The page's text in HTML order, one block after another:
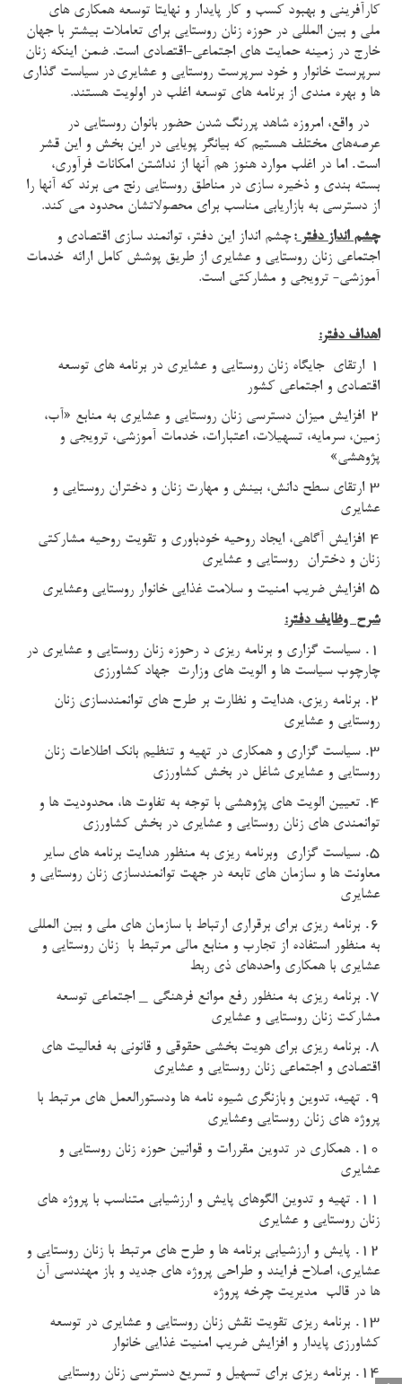
کارآفرینی و بهبود کسب و کار پایدار و نهایتا توسعه همكاري هاي
ملي و بين المللی در حوزه زنان روستایی برای تعاملات بیشتر با جهان
خارج در زمینه حمایت های اجتماعی-اقتصادی است. ضمن اینکه زنان
سرپرست خانوار و خود سرپرست روستايي و عشايري در سیاست گذاری
ها و بهره مندی از برنامه های توسعه اغلب در اولویت هستند.
در واقع، امروزه شاهد پررنگ شدن حضور بانوان روستایی در
عرصه‌های مختلف هستیم که بیانگر پویایی در این بخش و این قشر
است. اما در اغلب موارد هنوز هم آنها از نداشتن امکانات فرآوری،
بسته بندی و ذخیره سازی در مناطق روستایی رنج می برند که آنها را
از دسترسی به بازاریابی مناسب برای محصولاتشان محدود می کند.
چشم انداز دفتر: چشم انداز این دفتر، توانمند سازی اقتصادی و
اجتماعی زنان روستایی و عشایری از طریق پوشش کامل ارائه خدمات
آموزشی- ترویجی و مشارکتی است.
اهداف دفتر:
1 ارتقای جایگاه زنان روستایی و عشایری در برنامه های توسعه
اقتصادی و اجتماعی کشور
2 افزايش ميزان دسترسي زنان روستایي و عشایری به منابع «آب،
زمين، سرمايه، تسهيلات، اعتبارات، خدمات آموزشی، ترويجي و
پژوهشی»
3 ارتقای سطح دانش، بینش و مهارت زنان و دختران روستایی و
عشایری
4 افزايش آگاهي، ايجاد روحيه خودباوري و تقویت روحيه مشاركتي
زنان و دختران روستايي و عشايري
5 افزایش ضریب امنیت و سلامت غذایی خانوار روستایی وعشایری
شرح وظایف دفتر:
1.
سیاست گزاری و برنامه ریزی د رحوزه زنان روستایی و عشایری در
چارچوب سیاست ها و الویت های وزارت جهاد کشاورزی
2.
برنامه ریزی، هدایت و نظارت بر طرح های توانمندسازی زنان
روستایی و عشایری
3.
سیاست گزاری و همکاری در تهیه و تنظیم بانک اطلاعات زنان
روستایی و عشایری شاغل در بخش کشاورزی
4.
تعیین الویت های پژوهشی با توجه به تفاوت ها، محدودیت ها و
توانمندی های زنان روستایی و عشایری در بخش کشاورزی
5.
سیاست گزاری وبرنامه ریزی به منظور هدایت برنامه های سایر
معاونت ها و سازمان های تابعه در جهت توانمندسازی زنان روستایی و
عشایری
6.
برنامه ریزی برای برقراری ارتباط با سازمان های ملی و بین المللی
به منظور استفاده از تجارب و منابع مالی مرتبط با زنان روستایی و
عشایری با همکاری واحدهای ذی ربط
7.
برنامه ریزی به منظور رفع موانع فرهنگی _ اجتماعی توسعه
مشارکت زنان روستایی و عشایری
8.
برنامه ریزی برای هویت بخشی حقوقی و قانونی به فعالیت های
اقتصادی و اجتماعی زنان روستایی و عشایری
9. تهیه، تدوین و بازنگری شیوه نامه ها ودستورالعمل های مرتبط با
پروژه های زنان روستایی وعشایری
10.
همکاری در تدوین مقررات و قوانین حوزه زنان روستایی و
عشایری
11.
تهیه و تدوین الگوهای پایش و ارزشیابی متناسب با پروژه های
زنان روستایی و عشایری
12.
پایش و ارزشیابی برنامه ها و طرح های مرتبط با زنان روستایی و
عشایری، اصلاح فرایند و طراحی پروژه های جدید و باز مهندسی آن
ها در قالب مدیریت چرخه پروژه
13.
برنامه ریزی تقویت نقش زنان روستایی و عشایری در توسعه
کشاورزی پایدار و افزایش ضریب امنیت غذایی خانوار
14. برنامه ریزی برای تسهیل و تسریع دسترسی زنان روستایی